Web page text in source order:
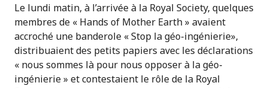
Le lundi matin, à l’arrivée à la Royal Society, quelques
membres de « Hands of Mother Earth » avaient
accroché une banderole « Stop la géo-ingénierie»,
distribuaient des petits papiers avec les déclarations
« nous sommes là pour nous opposer à la géo-
ingénierie » et contestaient le rôle de la Royal